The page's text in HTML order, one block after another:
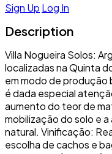
Sign Up Log In
Description
Villa Nogueira Solos:
localizadas na Quinta
em modo de produção
é dada especial
aumento do teor de
mobilização do solo e
natural. Vinificação:
escolha de cachos e